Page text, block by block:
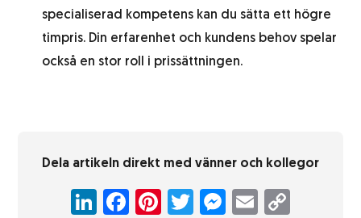
specialiserad kompetens kan du sätta ett högre
timpris. Din erfarenhet och kundens behov spelar
också en stor roll i prissättningen.
Dela artikeln direkt med vänner och kollegor
LinkedIn
Facebook
Pinterest
Twitter
Messenger
Email